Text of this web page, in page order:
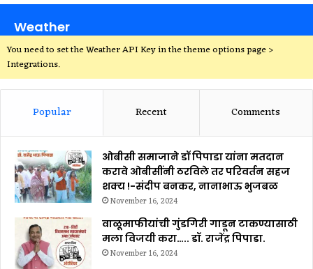
Weather
You need to set the Weather API Key in the theme options page >
Integrations.
Popular Recent Comments
ओबीसी समाजाने डॉ पिपाडा यांना मतदान
करावे ओबीसींनी ठरविले तर परिवर्तन सहज
शक्य !-संदीप बनकर, नानाभाऊ भुजबळ
November 16, 2024
वाळूमाफीयांची गुंडगिरी गाडून टाकण्यासाठी
मला विजयी करा….. डॉ. राजेंद्र पिपाडा.
November 16, 2024